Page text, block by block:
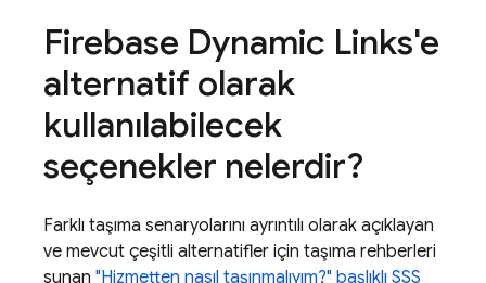
Firebase Dynamic Links'e
alternatif olarak
kullanılabilecek
seçenekler nelerdir?
Farklı taşıma senaryolarını ayrıntılı olarak açıklayan
ve mevcut çeşitli alternatifler için taşıma rehberleri
sunan "Hizmetten nasıl taşınmalıyım?" başlıklı SSS